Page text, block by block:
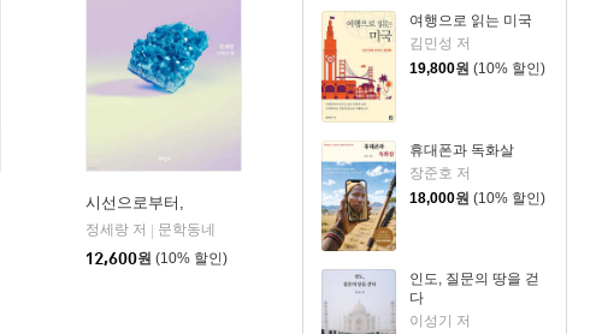
여행으로 읽는 미국
김민성 저
19,800원 (10% 할인)
휴대폰과 독화살
장준호 저
18,000원 (10% 할인)
인도, 질문의 땅을 걷
다
이성기 저
시선으로부터,
정세랑 저
문학동네
12,600원 (10% 할인)